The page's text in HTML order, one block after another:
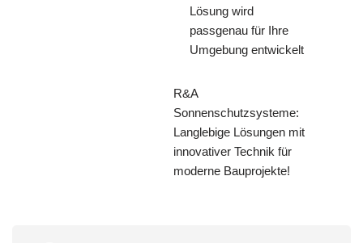
Lösung wird
passgenau für Ihre
Umgebung entwickelt
R&A
Sonnenschutzsysteme:
Langlebige Lösungen mit
innovativer Technik für
moderne Bauprojekte!